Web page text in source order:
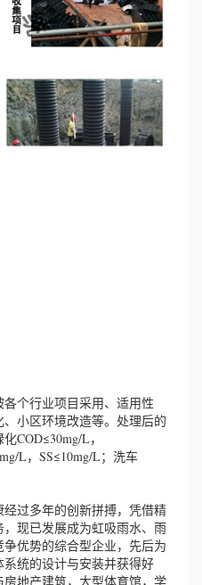
个行业项目采用、适用性
小区环境改造等。处理后的
COD≤30mg/L，
L，SS≤10mg/L；洗车
过多年的创新拼搏，凭借精
现已发展成为虹吸雨水、雨
优势的综合型企业，先后为
统的设计与安装并获得好
地产建筑，大型体育馆，学